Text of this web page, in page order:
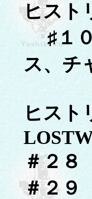
ヒスト
♯１０
ス、チ
ヒス
＃２８
＃２９